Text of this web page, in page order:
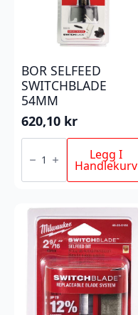
BOR SELFEED
SWITCHBLADE
54MM
620,10 kr
BOR
SWITCHBLADE
antall
Legg I
Handlekurv